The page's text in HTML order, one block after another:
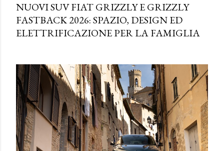
NUOVI SUV FIAT GRIZZLY E GRIZZLY
FASTBACK 2026: SPAZIO, DESIGN ED
ELETTRIFICAZIONE PER LA FAMIGLIA